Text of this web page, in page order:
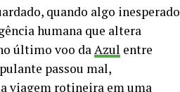
quando algo inesperado
humana que altera
último voo daAzul entre
passou mal,
viagem rotineira em uma